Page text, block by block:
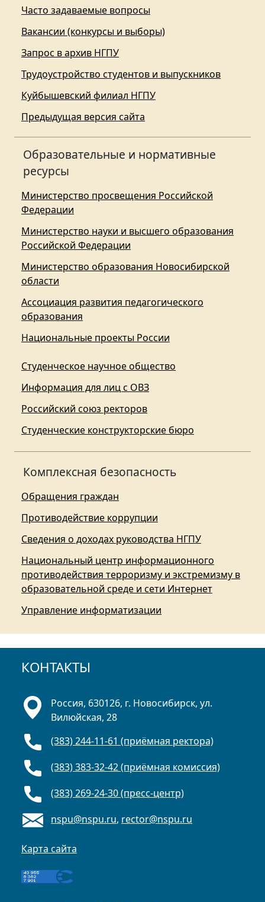
Часто задаваемые вопросы
Вакансии (конкурсы и выборы)
Запрос в архив НГПУ
Трудоустройство студентов и выпускников
Куйбышевский филиал НГПУ
Предыдущая версия сайта
Образовательные и нормативные
ресурсы
Министерство просвещения Российской
Федерации
Министерство науки и высшего образования
Российской Федерации
Министерство образования Новосибирской
области
Ассоциация развития педагогического
образования
Национальные проекты России
Студенческое научное общество
Информация для лиц с ОВЗ
Российский союз ректоров
Студенческие конструкторские бюро
Комплексная безопасность
Обращения граждан
Противодействие коррупции
Сведения о доходах руководства НГПУ
Национальный центр информационного
противодействия терроризму и экстремизму в
образовательной среде и сети Интернет
Управление информатизации
КОНТАКТЫ
Россия, 630126, г. Новосибирск, ул.
Вилюйская, 28
(383) 244-11-61 (приёмная ректора)
(383) 383-32-42 (приёмная комиссия)
(383) 269-24-30 (пресс-центр)
nspu@nspu.ru, rector@nspu.ru
Карта сайта